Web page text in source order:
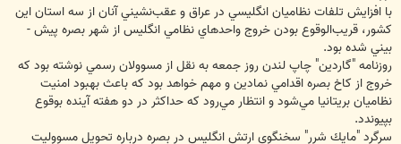
با افزايش تلفات نظاميان انگليسي در عراق و عقب‌نشيني آنان از سه استان اين
كشور، قريب‌الوقوع بودن خروج واحدهاي نظامي انگليس از شهر بصره پيش -
بيني شده بود.
روزنامه "گاردين" چاپ لندن روز جمعه به نقل از مسوولان رسمي نوشته بود كه
خروج از كاخ بصره اقدامي نمادين و مهم خواهد بود كه باعث بهبود امنيت
نظاميان بريتانيا مي‌شود و انتظار مي‌رود كه حداكثر در دو هفته آينده بوقوع
بپيوندد.
سرگرد "مايك شرر" سخنگوي ارتش انگليس در بصره درباره تحويل مسووليت